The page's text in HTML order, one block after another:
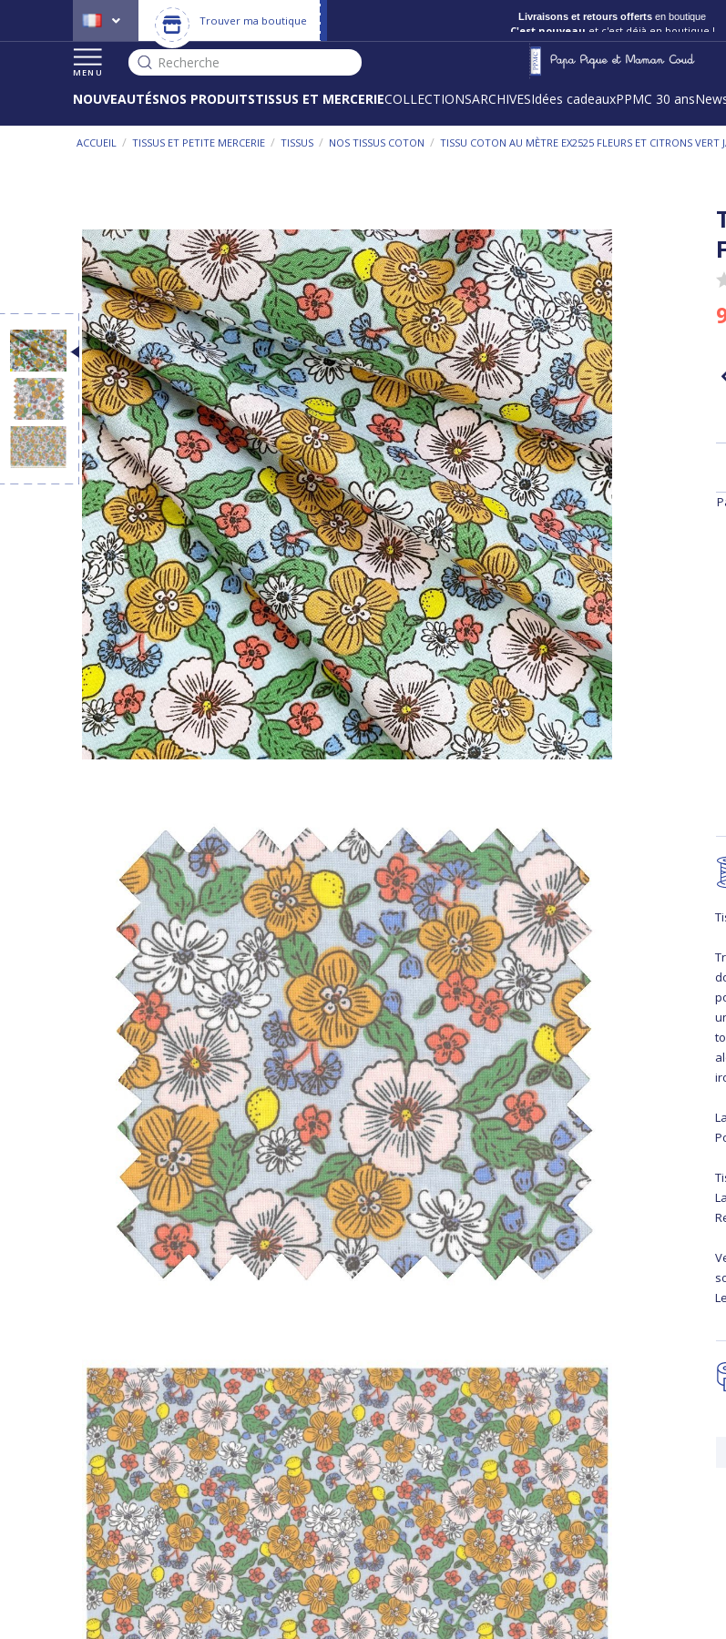
Trouver ma boutique Livraisons et retours offerts en boutique
C'est nouveau et c'est déjà en boutique !
MENU
Recherche
NOUVEAUTÉSNOS PRODUITSTISSUS ET MERCERIECOLLECTIONSARCHIVESIdées cadeauxPPMC 30 ans
ACCUEIL / TISSUS ET PETITE MERCERIE / TISSUS / NOS TISSUS COTON / TISSU COTON AU MÈTRE EX2525 FLEURS ET CITRONS VERT
Tissu velours côtelé
rose
LIVRAISON OFFERTE EN BOUTIQUE JUSQU'À 30 JOURS POUR CHANGER D'AVIS